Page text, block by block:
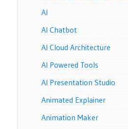
AI
AI Chatbot
AI Cloud Architecture
AI Powered Tools
AI Presentation Studio
Animated Explainer
Animation Maker